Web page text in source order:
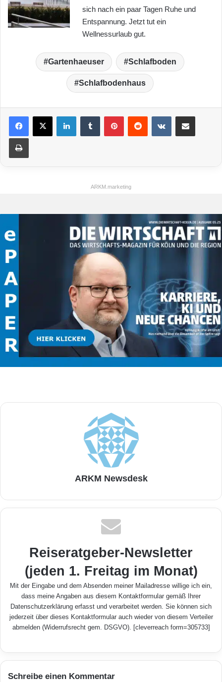
sich nach ein paar Tagen Ruhe und
Entspannung. Jetzt tut ein
Wellnessurlaub gut.
Gartenhaeuser Schlafboden
Schlafbodenhaus
ARKM.marketing
ARKM Newsdesk
Reiseratgeber-Newsletter
(jeden 1. Freitag im Monat)
Mit der Eingabe und dem Absenden meiner Mailadresse willige ich ein,
dass meine Angaben aus diesem Kontaktformular gemäß Ihrer
Datenschutzerklärung erfasst und verarbeitet werden. Sie können sich
jederzeit über dieses Kontaktformular auch wieder von diesem Verteiler
abmelden (Widerrufsrecht gem. DSGVO). [cleverreach form=305733]
Schreibe einen Kommentar